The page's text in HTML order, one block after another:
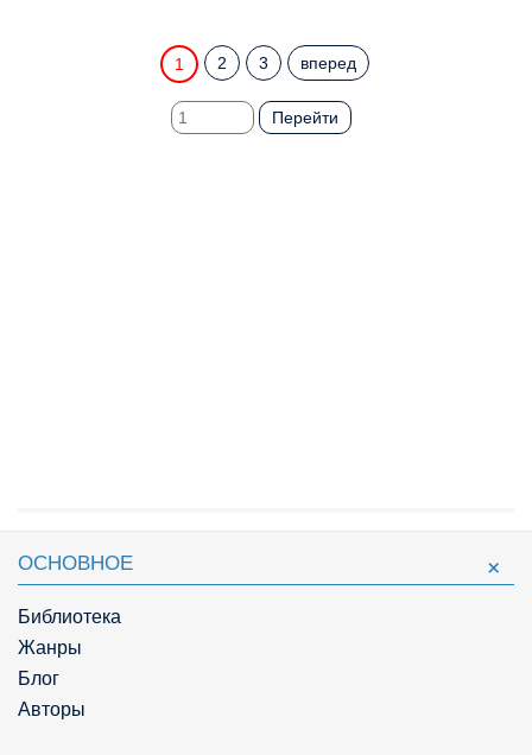
1 2 3 вперед
Перейти
ОСНОВНОЕ
Библиотека
Жанры
Блог
Авторы